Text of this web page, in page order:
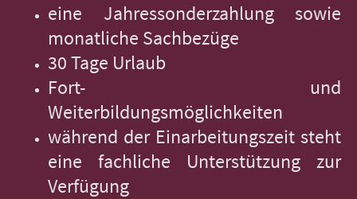
eine Jahressonderzahlung sowie
monatliche Sachbezüge
30 Tage Urlaub
Fort- und
Weiterbildungsmöglichkeiten
während der Einarbeitungszeit steht
eine fachliche Unterstützung zur
Verfügung